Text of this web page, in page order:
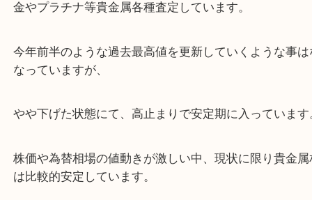
リングやネックレスを大分市のお客様より買取させ